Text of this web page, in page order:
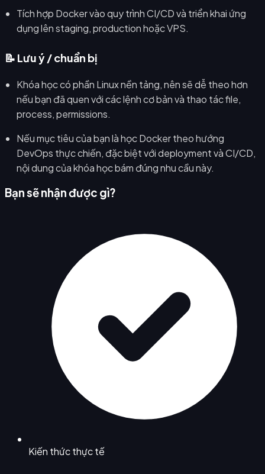
Tích hợp Docker vào quy trình CI/CD và triển khai ứng
dụng lên staging, production hoặc VPS.
📝 Lưu ý / chuẩn bị
Khóa học có phần Linux nền tảng, nên sẽ dễ theo hơn
nếu bạn đã quen với các lệnh cơ bản và thao tác file,
process, permissions.
Nếu mục tiêu của bạn là học Docker theo hướng
DevOps thực chiến, đặc biệt với deployment và CI/CD,
nội dung của khóa học bám đúng nhu cầu này.
Bạn sẽ nhận được gì?
Kiến thức thực tế